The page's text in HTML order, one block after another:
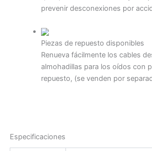
prevenir desconexiones por
Piezas de repuesto disponibles
Renueva fácilmente los cables
almohadillas para los oídos con
repuesto, (se venden por
Especificaciones